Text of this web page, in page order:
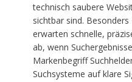
technisch saubere
sichtbar sind.
erwarten schnelle,
ab, wenn
Markenbegriff
Suchsysteme auf klare